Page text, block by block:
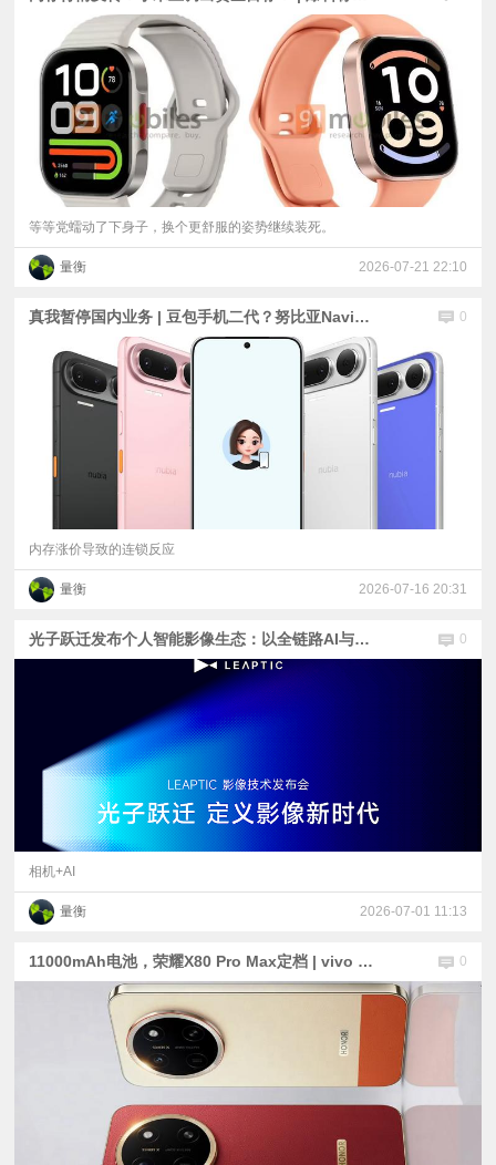
等等党蠕动了下身子，换个更舒服的姿势继续装死。
量衡 2026-07-21 22:10
真我暂停国内业务 | 豆包手机二代？努比亚NaviX Ultra官宣 | 苹果返校季缩水：送AirTags 0
内存涨价导致的连锁反应
量衡 2026-07-16 20:31
光子跃迁发布个人智能影像生态：以全链路AI与万物共振，作答“下一代影像” 0
相机+AI
量衡 2026-07-01 11:13
11000mAh电池，荣耀X80 Pro Max定档 | vivo X Fold6核心配置公布：也有增距镜 0